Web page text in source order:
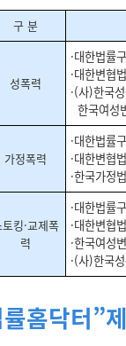
구 분
성폭력
·대한법률
·대한변협
·(사)한국
한국여성
가정폭력
·대한법률
·대한변협
·한국가정
킹·교제폭
력
·대한법률
·대한변협
·한국여성
·(사)한국
홈닥터”